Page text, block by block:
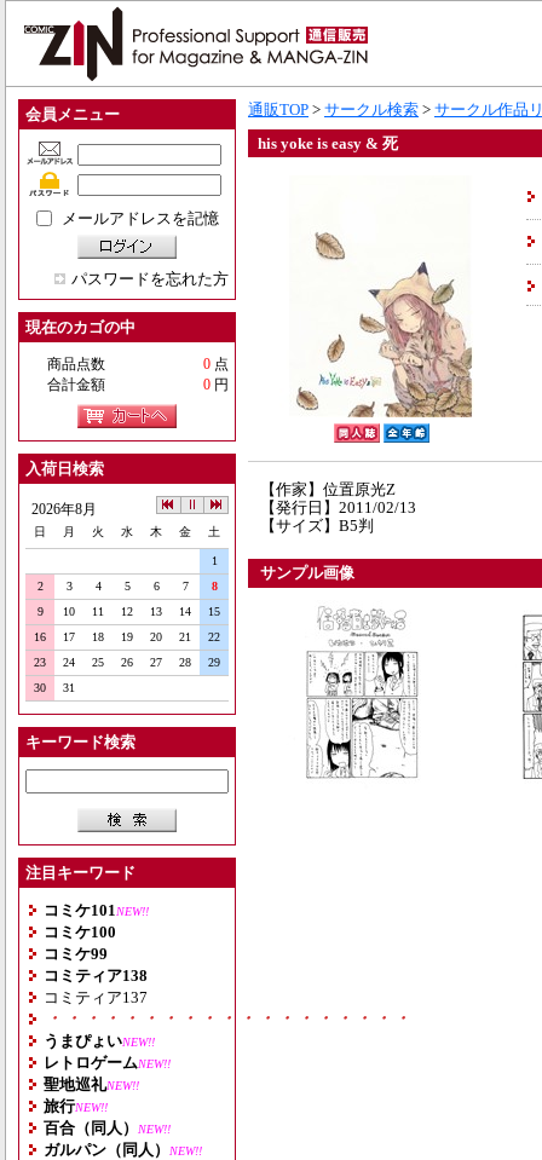
会員メニュー
メールアドレスを記憶
パスワードを忘れた方
現在のカゴの中
商品点数 0 点
合計金額
0 円
入荷日検索
2026年8月
日 月 火 水 木 金 土
1
2
3 4 5 6 7
8
9
10 11 12 13 14
15
16
17 18 19 20 21
22
23
24 25 26 27 28
29
30
31
キーワード検索
注目キーワード
コミケ101 NEW!!
コミケ100
コミケ99
コミティア138
コミティア137
・・・・・・・・・・・・・・・・・・・
うまぴょいNEW!!
レトロゲームNEW!!
聖地巡礼NEW!!
旅行NEW!!
百合（同人） NEW!!
ガルパン（同人） NEW!!
通販TOP > サークル検索 > サークル作品
his yoke is easy & 死
【作家】位置原光Z
【発行日】2011/02/13
【サイズ】B5判
サンプル画像